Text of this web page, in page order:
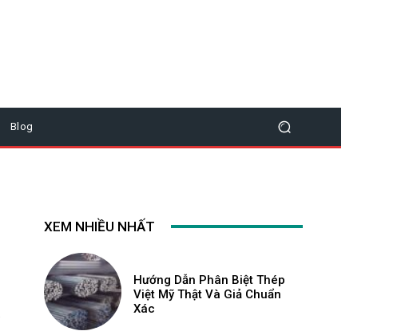
Blog
XEM NHIỀU NHẤT
Hướng Dẫn Phân Biệt Thép
Việt Mỹ Thật Và Giả Chuẩn
Xác